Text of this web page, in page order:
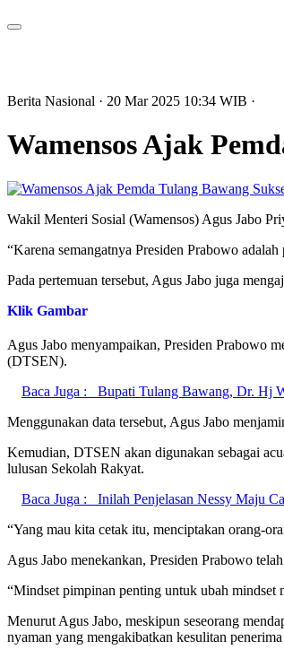
Berita Nasional · 20 Mar 2025 10:34 WIB ·
Wamensos Ajak
Wakil Menteri Sosial (Wamensos) Agus Jabo
“Karena semangatnya Presiden Prabowo
Pada pertemuan tersebut, Agus Jabo juga
Klik Gambar
Agus Jabo menyampaikan, Presiden Prabowo
(DTSEN).
Baca Juga :
Bupati Tulang Bawang, Dr. Hj
Menggunakan data tersebut, Agus Jabo
Kemudian, DTSEN akan digunakan sebagai
lulusan Sekolah Rakyat.
Baca Juga :
Inilah Penjelasan Nessy Maju
“Yang mau kita cetak itu, menciptakan orang-
Agus Jabo menekankan, Presiden Prabowo
“Mindset pimpinan penting untuk ubah mindset
Menurut Agus Jabo, meskipun seseorang
nyaman yang mengakibatkan kesulitan